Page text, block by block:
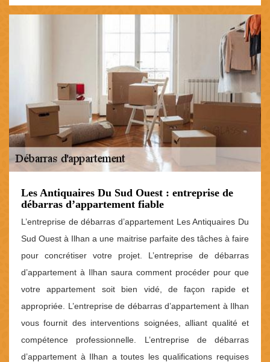
Les Antiquaires Du Sud Ouest : entreprise de
débarras d’appartement fiable
L’entreprise de débarras d’appartement Les Antiquaires Du
Sud Ouest à Ilhan a une maitrise parfaite des tâches à faire
pour concrétiser votre projet. L’entreprise de débarras
d’appartement à Ilhan saura comment procéder pour que
votre appartement soit bien vidé, de façon rapide et
appropriée. L’entreprise de débarras d’appartement à Ilhan
vous fournit des interventions soignées, alliant qualité et
compétence professionnelle. L’entreprise de débarras
d’appartement à Ilhan a toutes les qualifications requises